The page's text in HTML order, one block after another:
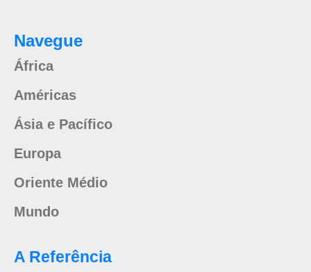
Navegue
África
Américas
Ásia e Pacífico
Europa
Oriente Médio
Mundo
A Referência